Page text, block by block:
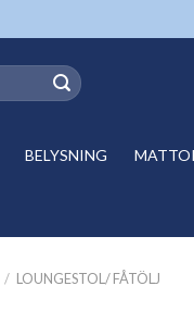
BELYSNING
/ LOUNGESTOL/ FÅTÖLJ